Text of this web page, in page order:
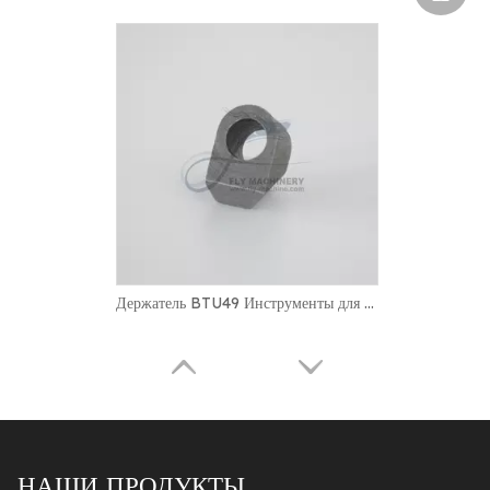
Держатель BTU49 Инструменты для прокладки туннелей Держатель бурового инструмента для добычи полезных ископаемых